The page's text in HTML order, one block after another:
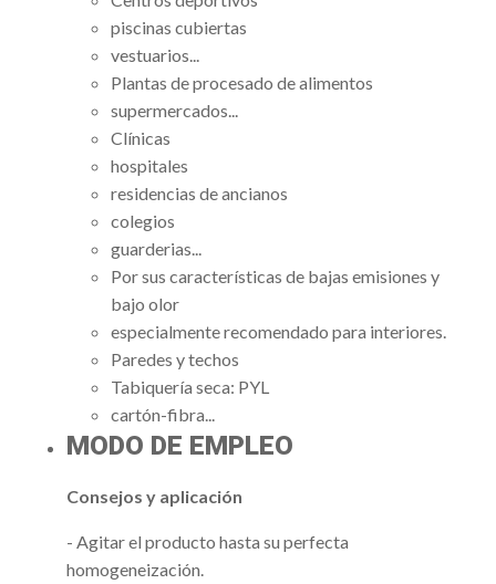
piscinas cubiertas
vestuarios...
Plantas de procesado de alimentos
supermercados...
Clínicas
hospitales
residencias de ancianos
colegios
guarderias...
Por sus características de bajas emisiones y
bajo olor
especialmente recomendado para interiores.
Paredes y techos
Tabiquería seca: PYL
cartón-fibra...
MODO DE EMPLEO
Consejos y aplicación
- Agitar el producto hasta su perfecta
homogeneización.